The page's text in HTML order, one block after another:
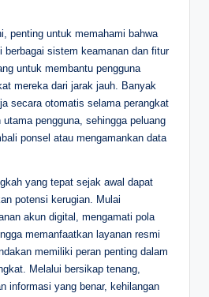
penting untuk memahami bahwa
berbagai sistem keamanan dan fitur
untuk membantu pengguna
mereka dari jarak jauh. Banyak
secara otomatis selama perangkat
pengguna, sehingga peluang
ponsel atau mengamankan data
yang tepat sejak awal dapat
potensi kerugian. Mulai
akun digital, mengamati pola
memanfaatkan layanan resmi
memiliki peran penting dalam
Melalui bersikap tenang,
informasi yang benar, kehilangan